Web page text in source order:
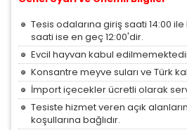
İstatistik Çerezleri
Ziyaretçilerin siteyi nasıl
ölçeriz. Hangi sayfaların popüler
kullanıcıların nerede zorluk
Tesis odalarına giriş saati 14:00
saati ise en geç 12:00'dir.
Evcil hayvan kabul
Konsantre meyve suları ve Türk
İmport içecekler ücretli olarak
Tesiste hizmet veren açık
koşullarına bağlıdır.